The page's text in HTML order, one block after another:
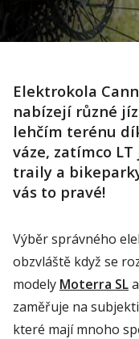
Elektrokola
nabízejí různé
lehčím terénu
váze, zatímco
traily a
vás to pravé!
Výběr správného
obzvláště když se
modely Moterra SLa
zaměřuje na
které mají mnoho